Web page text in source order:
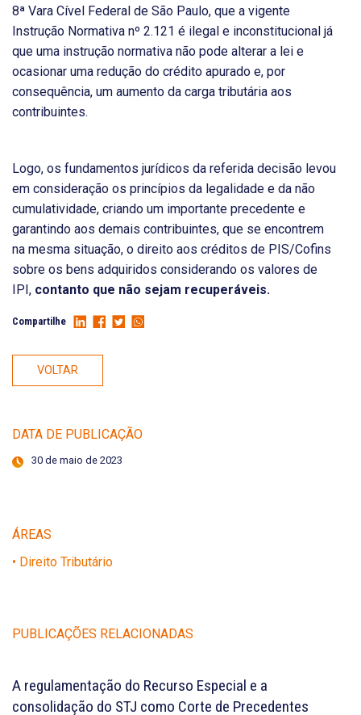
8ª Vara Cível Federal de São Paulo, que a vigente
Instrução Normativa nº 2.121 é ilegal e inconstitucional já
que uma instrução normativa não pode alterar a lei e
ocasionar uma redução do crédito apurado e, por
consequência, um aumento da carga tributária aos
contribuintes.
Logo, os fundamentos jurídicos da referida decisão levou
em consideração os princípios da legalidade e da não
cumulatividade, criando um importante precedente e
garantindo aos demais contribuintes, que se encontrem
na mesma situação, o direito aos créditos de PIS/Cofins
sobre os bens adquiridos considerando os valores de
IPI, contanto que não sejam recuperáveis.
Compartilhe
VOLTAR
DATA DE PUBLICAÇÃO
30 de maio de 2023
ÁREAS
• Direito Tributário
PUBLICAÇÕES RELACIONADAS
A regulamentação do Recurso Especial e a
consolidação do STJ como Corte de Precedentes